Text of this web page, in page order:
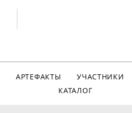
АРТЕФАКТЫ
УЧАСТНИКИ
КАТАЛОГ